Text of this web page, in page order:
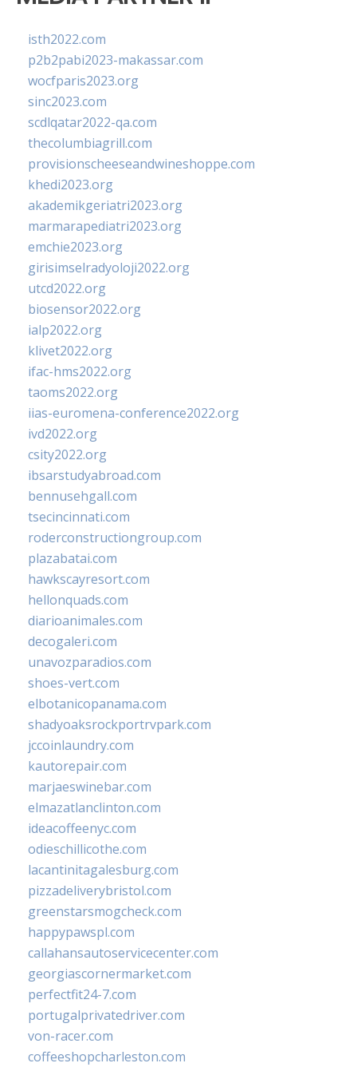
isth2022.com
p2b2pabi2023-makassar.com
wocfparis2023.org
sinc2023.com
scdlqatar2022-qa.com
thecolumbiagrill.com
provisionscheeseandwineshoppe.com
khedi2023.org
akademikgeriatri2023.org
marmarapediatri2023.org
emchie2023.org
girisimselradyoloji2022.org
utcd2022.org
biosensor2022.org
ialp2022.org
klivet2022.org
ifac-hms2022.org
taoms2022.org
iias-euromena-conference2022.org
ivd2022.org
csity2022.org
ibsarstudyabroad.com
bennusehgall.com
tsecincinnati.com
roderconstructiongroup.com
plazabatai.com
hawkscayresort.com
hellonquads.com
diarioanimales.com
decogaleri.com
unavozparadios.com
shoes-vert.com
elbotanicopanama.com
shadyoaksrockportrvpark.com
jccoinlaundry.com
kautorepair.com
marjaeswinebar.com
elmazatlanclinton.com
ideacoffeenyc.com
odieschillicothe.com
lacantinitagalesburg.com
pizzadeliverybristol.com
greenstarsmogcheck.com
happypawspl.com
callahansautoservicecenter.com
georgiascornermarket.com
perfectfit24-7.com
portugalprivatedriver.com
von-racer.com
coffeeshopcharleston.com